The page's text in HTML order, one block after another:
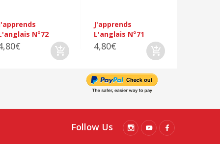
N°72
J'apprends
L'anglais N°71
4,80€
Follow Us